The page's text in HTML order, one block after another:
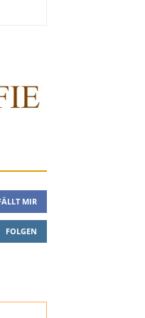
MIR
FOLGEN